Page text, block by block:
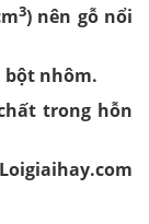
3) nên gỗ nổi
bột nhôm.
trong hỗn
Loigiaihay.com